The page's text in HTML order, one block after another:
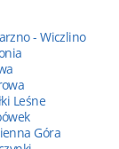
- Wiczlino
Leśne
Góra